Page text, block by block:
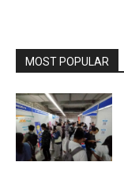
MOST POPULAR